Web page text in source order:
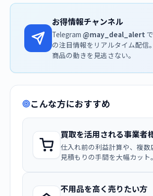
お得情報チャンネル
Telegram @may_deal_alert
の注目情報をリアルタイム配信
商品の動きを見逃さない。
こんな方におすすめ
買取を活用される事業者
仕入れ前の利益計算や、複数
見積もりの手間を大幅カット。
不用品を高く売りたい方